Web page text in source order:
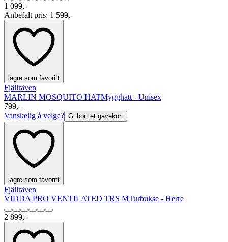
1 099,-
Anbefalt pris: 1 599,-
lagre som favoritt
Fjällräven
MARLIN MOSQUITO HATMygghatt - Unisex
799,-
Vanskelig å velge? Gi bort et gavekort
lagre som favoritt
Fjällräven
VIDDA PRO VENTILATED TRS MTurbukse - Herre
2 899,-